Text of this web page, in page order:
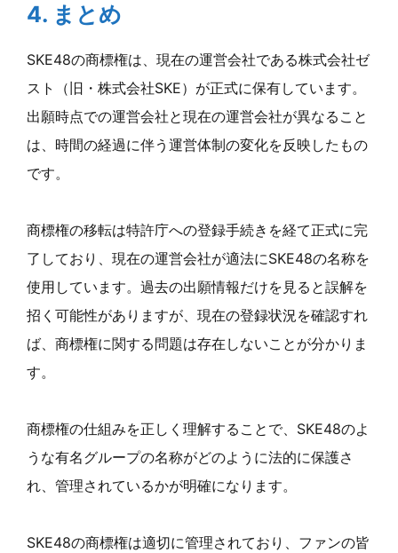
4. まとめ
SKE48の商標権は、現在の運営会社である株式会社ゼ
スト（旧・株式会社SKE）が正式に保有しています。
出願時点での運営会社と現在の運営会社が異なること
は、時間の経過に伴う運営体制の変化を反映したもの
です。
商標権の移転は特許庁への登録手続きを経て正式に完
了しており、現在の運営会社が適法にSKE48の名称を
使用しています。過去の出願情報だけを見ると誤解を
招く可能性がありますが、現在の登録状況を確認すれ
ば、商標権に関する問題は存在しないことが分かりま
す。
商標権の仕組みを正しく理解することで、SKE48のよ
うな有名グループの名称がどのように法的に保護さ
れ、管理されているかが明確になります。
SKE48の商標権は適切に管理されており、ファンの皆